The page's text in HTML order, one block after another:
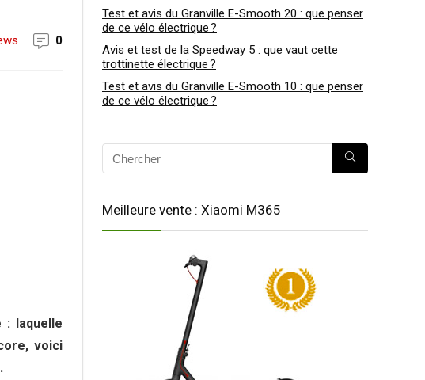
0
: laquelle
voici
Test et avis du Granville E-Smooth 20 : que penser
de ce vélo électrique ?
Avis et test de la Speedway 5 : que vaut cette
trottinette électrique ?
Test et avis du Granville E-Smooth 10 : que penser
de ce vélo électrique ?
Meilleure vente : Xiaomi M365